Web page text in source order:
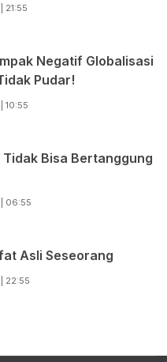
21:55
Negatif Globalisasi
Pudar!
10:55
Bisa Bertanggung
06:55
Asli Seseorang
22:55